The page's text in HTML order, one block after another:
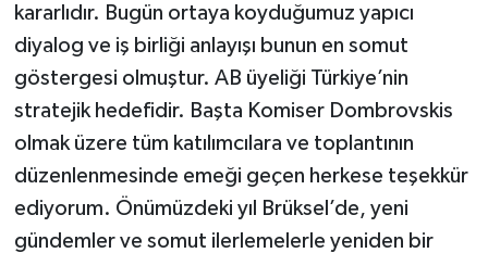
kararlıdır. Bugün ortaya koyduğumuz yapıcı
diyalog ve iş birliği anlayışı bunun en somut
göstergesi olmuştur. AB üyeliği Türkiye’nin
stratejik hedefidir. Başta Komiser Dombrovskis
olmak üzere tüm katılımcılara ve toplantının
düzenlenmesinde emeği geçen herkese teşekkür
ediyorum. Önümüzdeki yıl Brüksel’de, yeni
gündemler ve somut ilerlemelerle yeniden bir